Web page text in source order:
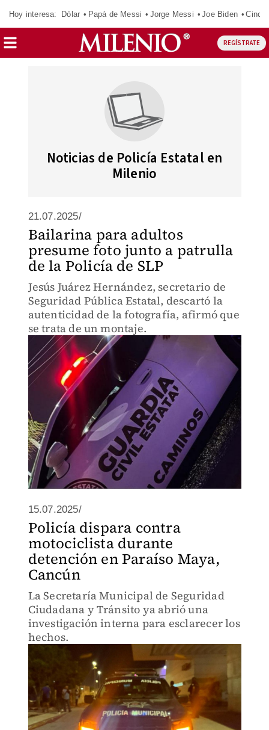
Hoy interesa: Dólar Papá de Messi Jorge Messi Joe Biden
REGÍSTRATE
Noticias de Policía Estatal en
Milenio
21.07.2025/
Bailarina para adultos
presume foto junto a patrulla
de la Policía de SLP
Jesús Juárez Hernández, secretario de
Seguridad Pública Estatal, descartó la
autenticidad de la fotografía, afirmó que
se trata de un montaje.
15.07.2025/
Policía dispara contra
motociclista durante
detención en Paraíso Maya,
Cancún
La Secretaría Municipal de Seguridad
Ciudadana y Tránsito ya abrió una
investigación interna para esclarecer los
hechos.